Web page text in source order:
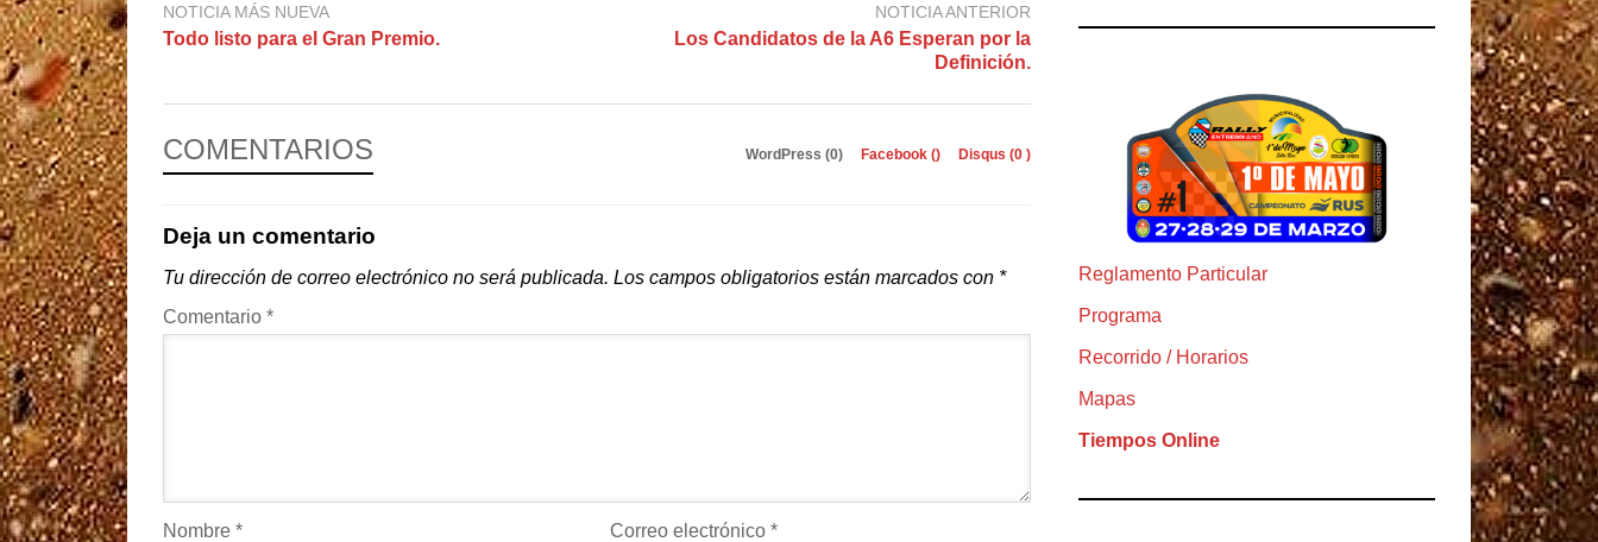
NOTICIA MÁS NUEVA
Todo listo para el Gran Premio.
NOTICIA ANTERIOR
Los Candidatos de la A6 Esperan por la
Definición.
COMENTARIOS WordPress (0) Facebook () Disqus (0 )
Deja un comentario
Tu dirección de correo electrónico no será publicada. Los campos obligatorios están marcados con *
Comentario *
Nombre * Correo electrónico *
Reglamento Particular
Programa
Recorrido / Horarios
Mapas
Tiempos Online